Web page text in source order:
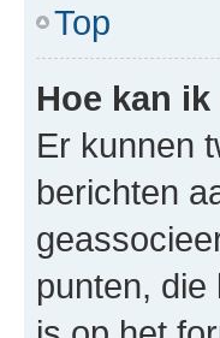
Top
Hoe kan
Er kunnen
berichten
punten,